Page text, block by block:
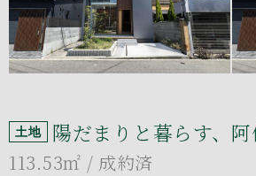
土地 陽だまりと暮らす、
113.53㎡ / 成約済